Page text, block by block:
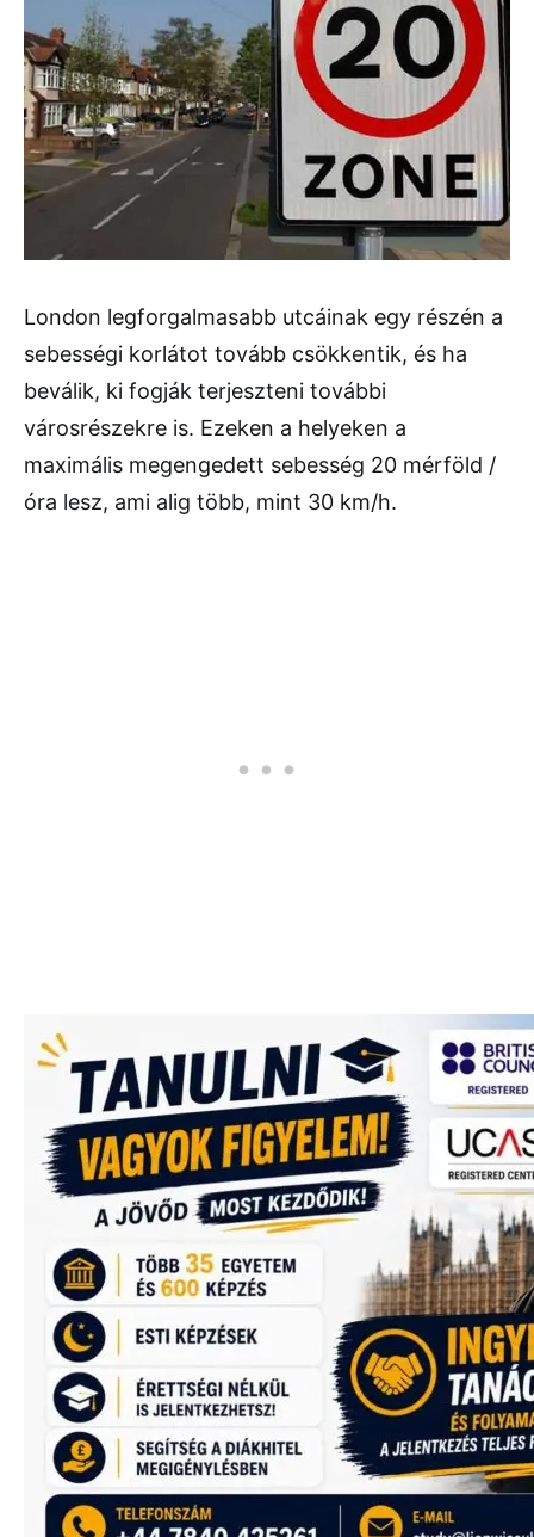
London legforgalmasabb utcáinak egy részén a
sebességi korlátot tovább csökkentik, és ha
beválik, ki fogják terjeszteni további
városrészekre is. Ezeken a helyeken a
maximális megengedett sebesség 20 mérföld /
óra lesz, ami alig több, mint 30 km/h.